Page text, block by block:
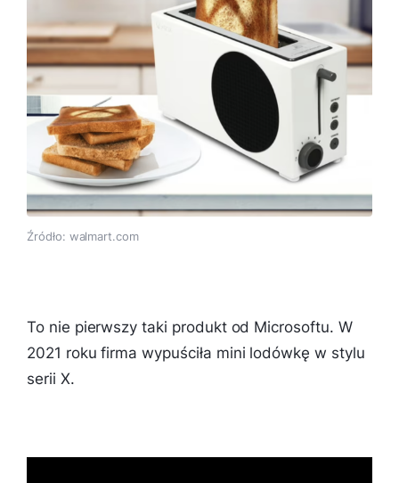
Źródło: walmart.com
To nie pierwszy taki produkt od Microsoftu. W
2021 roku firma wypuściła mini lodówkę w stylu
serii X.